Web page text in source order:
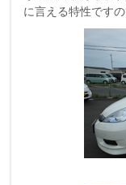
に言える特性です